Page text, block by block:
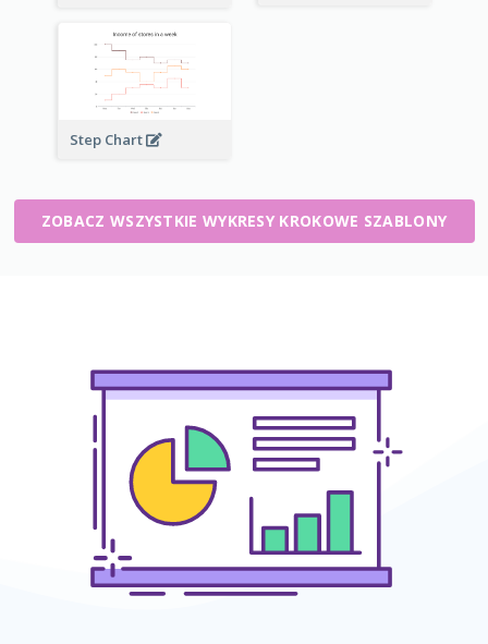
Step Chart
ZOBACZ WSZYSTKIE WYKRESY KROKOWE SZABLONY